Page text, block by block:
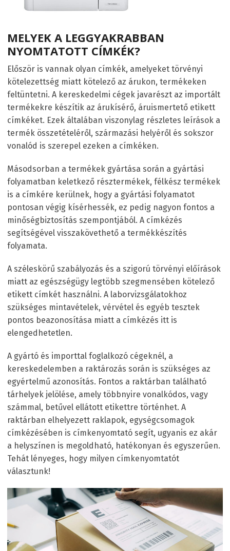
MELYEK A LEGGYAKRABBAN
NYOMTATOTT CÍMKÉK?
Először is vannak olyan címkék, amelyeket törvényi
kötelezettség miatt kötelező az árukon, termékeken
feltüntetni. A kereskedelmi cégek javarészt az importált
termékekre készítik az árukísérő, áruismertető etikett
címkéket. Ezek általában viszonylag részletes leírások a
termék összetételéről, származási helyéről és sokszor
vonalód is szerepel ezeken a címkéken.
Másodsorban a termékek gyártása során a gyártási
folyamatban keletkező résztermékek, félkész termékek
is a címkére kerülnek, hogy a gyártási folyamatot
pontosan végig kísérhessék, ez pedig nagyon fontos a
minőségbiztosítás szempontjából. A címkézés
segítségével visszakövethető a termékkészítés
folyamata.
A széleskörű szabályozás és a szigorú törvényi előírások
miatt az egészségügy legtöbb szegmensében kötelező
etikett címkét használni. A laborvizsgálatokhoz
szükséges mintavételek, vérvétel és egyéb tesztek
pontos beazonosítása miatt a címkézés itt is
elengedhetetlen.
A gyártó és importtal foglalkozó cégeknél, a
kereskedelemben a raktározás során is szükséges az
egyértelmű azonosítás. Fontos a raktárban található
tárhelyek jelölése, amely többnyire vonalkódos, vagy
számmal, betűvel ellátott etikettre történhet. A
raktárban elhelyezett raklapok, egységcsomagok
címkézésében is címkenyomtató segít, ugyanis ez akár
a helyszínen is megoldható, hatékonyan és egyszerűen.
Tehát lényeges, hogy milyen címkenyomtatót
választunk!